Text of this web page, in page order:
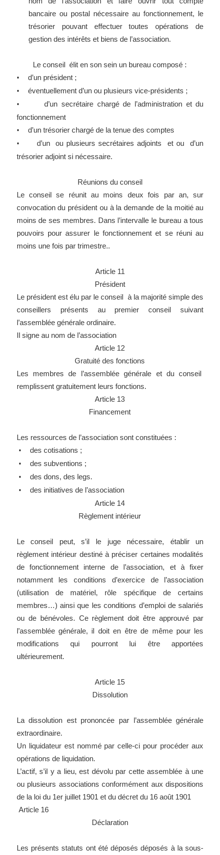
bancaire ou postal nécessaire au fonctionnement, le
trésorier pouvant effectuer toutes opérations de
gestion des intérêts et biens de l’association.
Le conseil élit en son sein un bureau composé :
• d’un président ;
• éventuellement d’un ou plusieurs vice-présidents ;
•
d’un secrétaire chargé de l’administration et du
fonctionnement
• d’un trésorier chargé de la tenue des comptes
•
d’un ou plusieurs secrétaires adjoints et ou d’un
trésorier adjoint si nécessaire.
Réunions du conseil
Le conseil se réunit au moins deux fois par an, sur
convocation du président ou à la demande de la moitié au
moins de ses membres. Dans l’intervalle le bureau a tous
pouvoirs pour assurer le fonctionnement et se réuni au
moins une fois par trimestre..
Article 11
Président
Le président est élu par le conseil à la majorité simple des
conseillers présents au premier conseil suivant
l’assemblée générale ordinaire.
Il signe au nom de l’association
Article 12
Gratuité des fonctions
Les membres de l’assemblée générale et du conseil
remplissent gratuitement leurs fonctions.
Article 13
Financement
Les ressources de l’association sont constituées :
• des cotisations ;
• des subventions ;
• des dons, des legs.
•
des initiatives de l’association
Article 14
Règlement intérieur
Le conseil peut, s’il le juge nécessaire, établir un
règlement intérieur destiné à préciser certaines modalités
de fonctionnement interne de l’association, et à fixer
notamment les conditions d’exercice de l’association
(utilisation de matériel, rôle spécifique de certains
membres…) ainsi que les conditions d’emploi de salariés
ou de bénévoles. Ce règlement doit être approuvé par
l’assemblée générale, il doit en être de même pour les
modifications qui pourront lui être apportées
ultérieurement.
Article 15
Dissolution
La dissolution est prononcée par l’assemblée générale
extraordinaire.
Un liquidateur est nommé par celle-ci pour procéder aux
opérations de liquidation.
L’actif, s’il y a lieu, est dévolu par cette assemblée à une
ou plusieurs associations conformément aux dispositions
de la loi du 1er juillet 1901 et du décret du 16 août 1901
Article 16
Déclaration
Les présents statuts ont été déposés déposés à la sous-